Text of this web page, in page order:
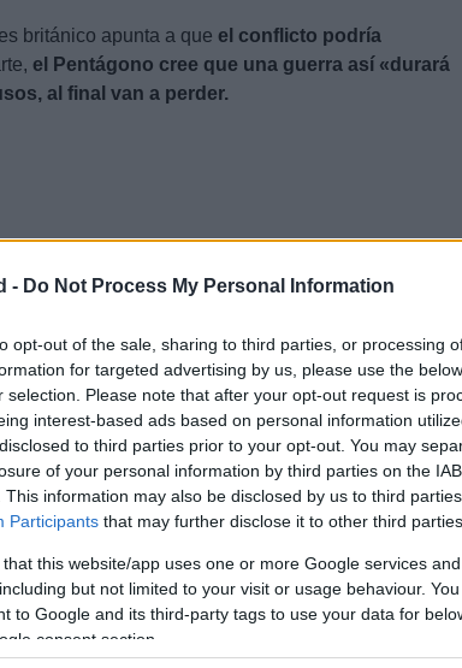
- Do Not Process My Personal Information
opt-out of the sale, sharing to third parties, or processing
for targeted advertising by us, please use the
selection. Please note that after your opt-out request is
interest-based ads based on personal information
to third parties prior to your opt-out. You may
of your personal information by third parties on the
This information may also be disclosed by us to third
Participants that may further disclose it to other third parties.
that this website/app uses one or more Google services
but not limited to your visit or usage behaviour.
to Google and its third-party tags to use your data for
consent section.
británico apunta a que el conflicto podría
el Pentágono cree que una guerra así «durará
al final van a perder.